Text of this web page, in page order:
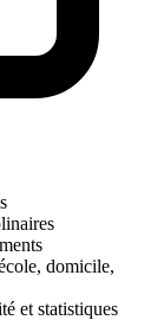
domicile,
et statistiques